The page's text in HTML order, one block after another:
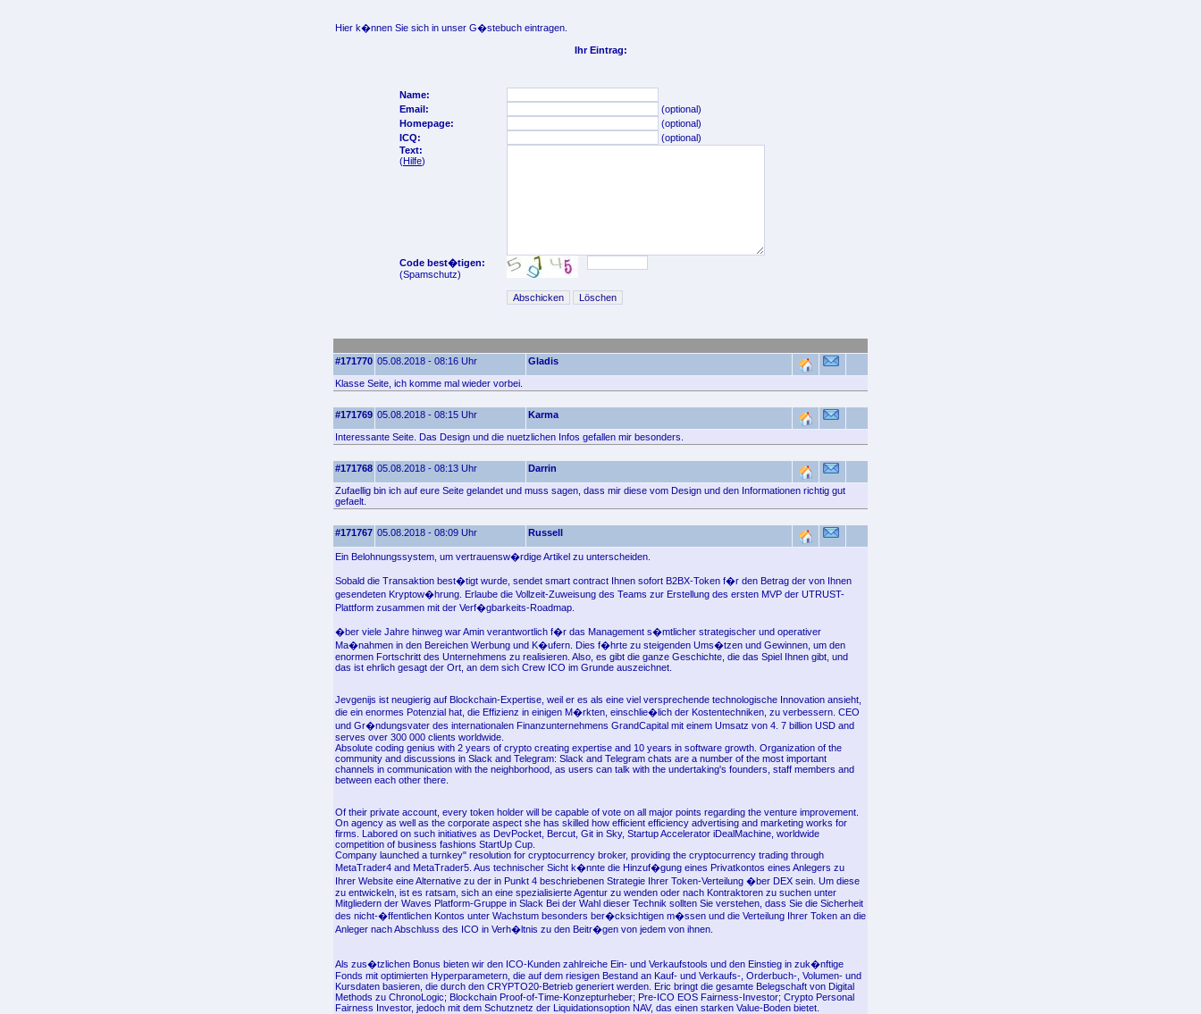
Hier k�nnen Sie sich in unser G�stebuch eintragen.
Ihr Eintrag:
Name:
Email:
(optional)
Homepage:
(optional)
ICQ:
(optional)
Text:
(Hilfe)
Code best�tigen:
(Spamschutz)
#171770 05.08.2018 - 08:16 Uhr Gladis
Klasse Seite, ich komme mal wieder vorbei.
#171769 05.08.2018 - 08:15 Uhr Karma
Interessante Seite. Das Design und die nuetzlichen Infos gefallen mir besonders.
#171768 05.08.2018 - 08:13 Uhr Darrin
Zufaellig bin ich auf eure Seite gelandet und muss sagen, dass mir diese vom Design und den Informationen richtig gut
gefaelt.
#171767 05.08.2018 - 08:09 Uhr Russell
Ein Belohnungssystem, um vertrauensw�rdige Artikel zu unterscheiden.
Sobald die Transaktion best�tigt wurde, sendet smart contract Ihnen sofort B2BX-Token f�r den Betrag der von Ihnen
gesendeten Kryptow�hrung. Erlaube die Vollzeit-Zuweisung des Teams zur Erstellung des ersten MVP der UTRUST-
Plattform zusammen mit der Verf�gbarkeits-Roadmap.
�ber viele Jahre hinweg war Amin verantwortlich f�r das Management s�mtlicher strategischer und operativer
Ma�nahmen in den Bereichen Werbung und K�ufern. Dies f�hrte zu steigenden Ums�tzen und Gewinnen, um den
enormen Fortschritt des Unternehmens zu realisieren. Also, es gibt die ganze Geschichte, die das Spiel Ihnen gibt, und
das ist ehrlich gesagt der Ort, an dem sich Crew ICO im Grunde auszeichnet.
Jevgenijs ist neugierig auf Blockchain-Expertise, weil er es als eine viel versprechende technologische Innovation ansieht,
die ein enormes Potenzial hat, die Effizienz in einigen M�rkten, einschlie�lich der Kostentechniken, zu verbessern. CEO
und Gr�ndungsvater des internationalen Finanzunternehmens GrandCapital mit einem Umsatz von 4. 7 billion USD and
serves over 300 000 clients worldwide.
Absolute coding genius with 2 years of crypto creating expertise and 10 years in software growth. Organization of the
community and discussions in Slack and Telegram: Slack and Telegram chats are a number of the most important
channels in communication with the neighborhood, as users can talk with the undertaking's founders, staff members and
between each other there.
Of their private account, every token holder will be capable of vote on all major points regarding the venture improvement.
On agency as well as the corporate aspect she has skilled how efficient efficiency advertising and marketing works for
firms. Labored on such initiatives as DevPocket, Bercut, Git in Sky, Startup Accelerator iDealMachine, worldwide
competition of business fashions StartUp Cup.
Company launched a turnkey" resolution for cryptocurrency broker, providing the cryptocurrency trading through
MetaTrader4 and MetaTrader5. Aus technischer Sicht k�nnte die Hinzuf�gung eines Privatkontos eines Anlegers zu
Ihrer Website eine Alternative zu der in Punkt 4 beschriebenen Strategie Ihrer Token-Verteilung �ber DEX sein. Um diese
zu entwickeln, ist es ratsam, sich an eine spezialisierte Agentur zu wenden oder nach Kontraktoren zu suchen unter
Mitgliedern der Waves Platform-Gruppe in Slack Bei der Wahl dieser Technik sollten Sie verstehen, dass Sie die Sicherheit
des nicht-�ffentlichen Kontos unter Wachstum besonders ber�cksichtigen m�ssen und die Verteilung Ihrer Token an die
Anleger nach Abschluss des ICO in Verh�ltnis zu den Beitr�gen von jedem von ihnen.
Als zus�tzlichen Bonus bieten wir den ICO-Kunden zahlreiche Ein- und Verkaufstools und den Einstieg in zuk�nftige
Fonds mit optimierten Hyperparametern, die auf dem riesigen Bestand an Kauf- und Verkaufs-, Orderbuch-, Volumen- und
Kursdaten basieren, die durch den CRYPTO20-Betrieb generiert werden. Eric bringt die gesamte Belegschaft von Digital
Methods zu ChronoLogic; Blockchain Proof-of-Time-Konzepturheber; Pre-ICO EOS Fairness-Investor; Crypto Personal
Fairness Investor, jedoch mit dem Schutznetz der Liquidationsoption NAV, das einen starken Value-Boden bietet.